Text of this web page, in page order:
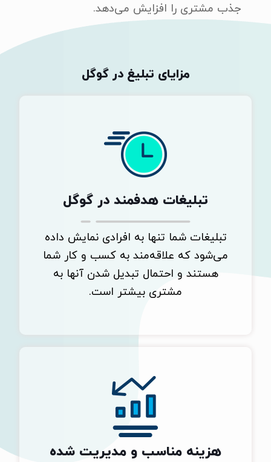
جذب مشتری را افزایش می‌دهد.
مزایای تبلیغ در گوگل
تبلیغات هدفمند در گوگل
تبلیغات شما تنها به افرادی نمایش داده
می‌شود که علاقه‌مند به کسب و کار شما
هستند و احتمال تبدیل شدن آنها به
مشتری بیشتر است.
هزینه مناسب و مدیریت شده